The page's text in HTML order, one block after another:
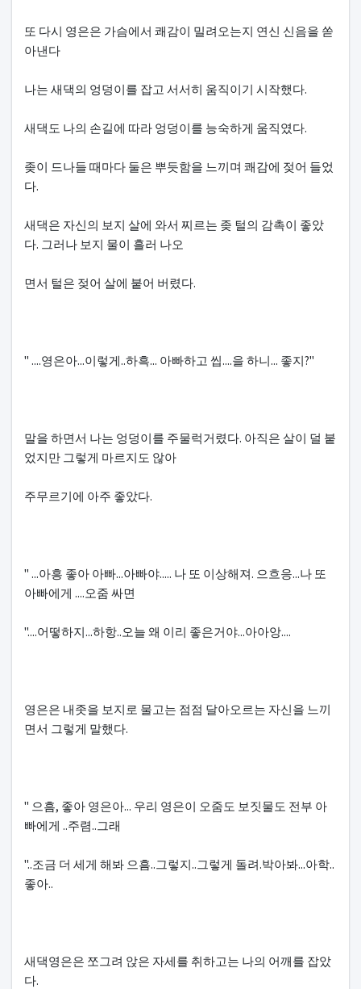
또 다시 영은은 가슴에서 쾌감이 밀려오는지 연신 신음을 쏟
아낸다
나는 새댁의 엉덩이를 잡고 서서히 움직이기 시작했다.
새댁도 나의 손길에 따라 엉덩이를 능숙하게 움직였다.
좆이 드나들 때마다 둘은 뿌듯함을 느끼며 쾌감에 젖어 들었
다.
새댁은 자신의 보지 살에 와서 찌르는 좆 털의 감촉이 좋았
다. 그러나 보지 물이 흘러 나오
면서 털은 젖어 살에 붙어 버렸다.
" ....영은아...이렇게..하흑... 아빠하고 씹....을 하니... 좋지?"
말을 하면서 나는 엉덩이를 주물럭거렸다. 아직은 살이 덜 붙
었지만 그렇게 마르지도 않아
주무르기에 아주 좋았다.
" ...아흥 좋아 아빠...아빠야..... 나 또 이상해져. 으흐응...나 또
아빠에게 ....오줌 싸면
"....어떻하지...하항..오늘 왜 이리 좋은거야...아아앙....
영은은 내좃을 보지로 물고는 점점 달아오르는 자신을 느끼
면서 그렇게 말했다.
" 으흠, 좋아 영은아... 우리 영은이 오줌도 보짓물도 전부 아
빠에게 ..주렴..그래
"..조금 더 세게 해봐 으흠..그렇지..그렇게 돌려.박아봐...아학..
좋아..
새댁영은은 쪼그려 앉은 자세를 취하고는 나의 어깨를 잡았
다.